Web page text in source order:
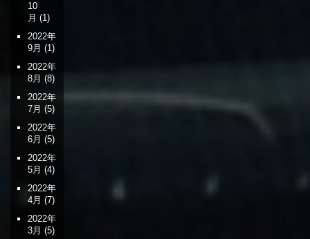
10
月 (1)
2022年
9月 (1)
2022年
8月 (8)
2022年
7月 (5)
2022年
6月 (5)
2022年
5月 (4)
2022年
4月 (7)
2022年
3月 (5)